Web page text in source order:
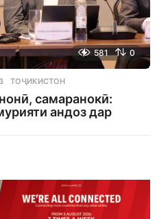
581 0
,ТОҶИКИСТОН
самаранокӣ:
андоз дар